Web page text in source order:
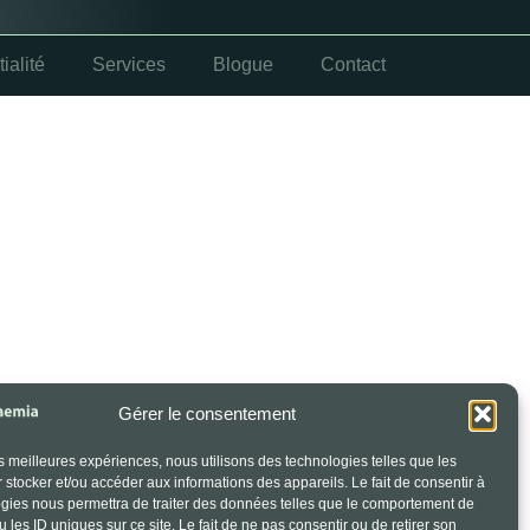
Gérer le consentement
meilleures expériences, nous utilisons des technologies telles que les
stocker et/ou accéder aux informations des appareils. Le fait de consentir à
nous permettra de traiter des données telles que le comportement de
les ID uniques sur ce site. Le fait de ne pas consentir ou de retirer son
Services Blogue Contact